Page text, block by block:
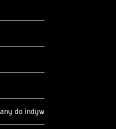
do indywidualnych potrzeb